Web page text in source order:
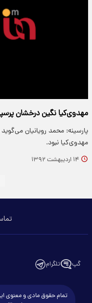
مهدوی‌کیا نگین درخشان
پارسینه: محمد رویانیان
مهدوی‌کیا نبود.
۱۴ اردیبهشت ۱۳۹۲
گپ تلگرام
تمام حقوق مادی و معنوی